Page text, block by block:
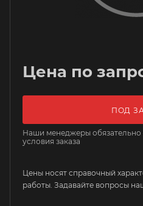
Цена по
ПОД
Наши менеджеры обязательно
условия заказа
Цены носят справочный
работы. Задавайте вопросы